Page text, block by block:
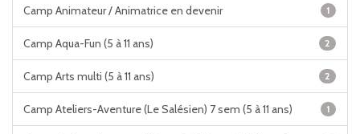
Camp Animateur / Animatrice en devenir 1
Camp Aqua-Fun (5 à 11 ans) 2
Camp Arts multi (5 à 11 ans) 2
Camp Ateliers-Aventure (Le Salésien) 7 sem (5 à 11 ans) 1